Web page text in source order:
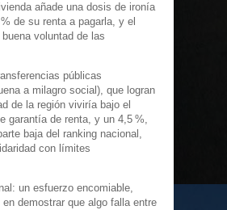
añade una dosis de ironía
de su renta a pagarla, y el
voluntad de las
públicas
a milagro social), que logran
de la región viviría bajo el
garantía de renta, y un 4,5 %,
baja del ranking nacional,
con límites
un esfuerzo encomiable,
demostrar que algo falla entre